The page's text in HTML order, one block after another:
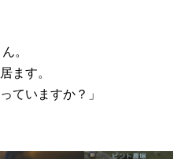
。
ます。
ていますか？」